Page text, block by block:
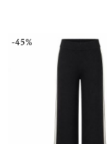
-45%